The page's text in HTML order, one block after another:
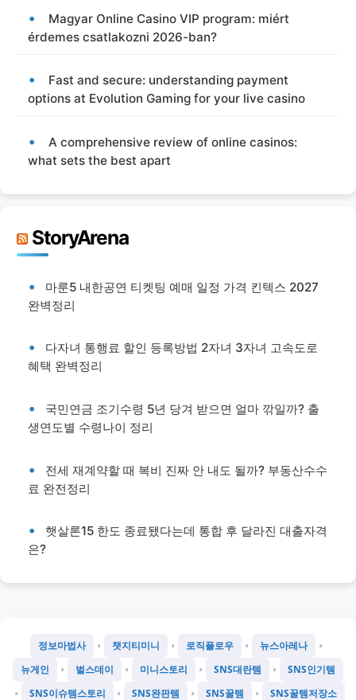
Magyar Online Casino VIP program: miért
érdemes csatlakozni 2026-ban?
Fast and secure: understanding payment
options at Evolution Gaming for your live casino
A comprehensive review of online casinos:
what sets the best apart
StoryArena
마룬5 내한공연 티켓팅 예매 일정 가격 킨텍스 2027
완벽정리
다자녀 통행료 할인 등록방법 2자녀 3자녀 고속도로
혜택 완벽정리
국민연금 조기수령 5년 당겨 받으면 얼마 깎일까? 출
생연도별 수령나이 정리
전세 재계약할 때 복비 진짜 안 내도 될까? 부동산수수
료 완전정리
햇살론15 한도 종료됐다는데 통합 후 달라진 대출자격
은?
정보마법사 • 챗지티미니 • 로직플로우 • 뉴스아레나 •
뉴게인 • 벌스데이 • 미니스토리 • SNS대란템 • SNS인기템
• SNS이슈템스토리 • SNS완판템 • SNS꿀템 • SNS꿀템저장소